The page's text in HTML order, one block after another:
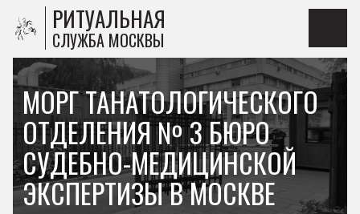
РИТУАЛЬНАЯ
СЛУЖБА МОСКВЫ
МОРГ ТАНАТОЛОГИЧЕСКОГО
ОТДЕЛЕНИЯ № 3 БЮРО
СУДЕБНО-МЕДИЦИНСКОЙ
ЭКСПЕРТИЗЫ В МОСКВЕ